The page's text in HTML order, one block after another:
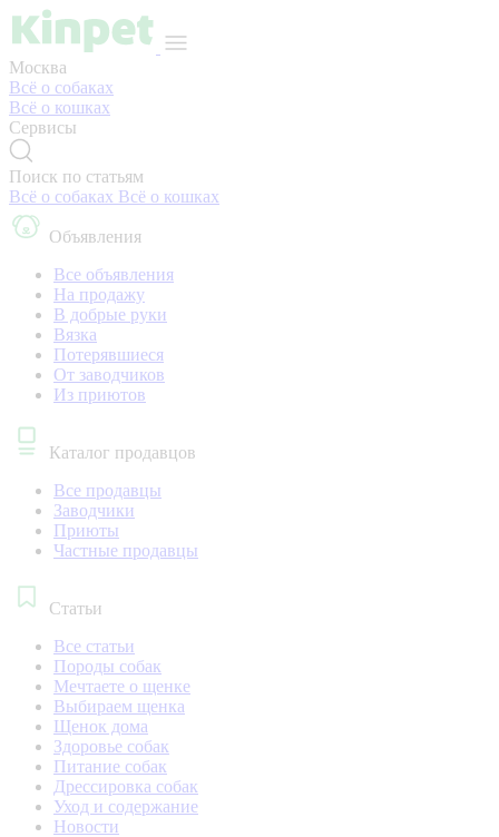
Москва
Всё о собаках
Всё о кошках
Сервисы
Поиск по статьям
Всё о собаках Всё о кошках
Объявления
Все объявления
На продажу
В добрые руки
Вязка
Потерявшиеся
От заводчиков
Из приютов
Каталог продавцов
Все продавцы
Заводчики
Приюты
Частные продавцы
Статьи
Все статьи
Породы собак
Мечтаете о щенке
Выбираем щенка
Щенок дома
Здоровье собак
Питание собак
Дрессировка собак
Уход и содержание
Новости